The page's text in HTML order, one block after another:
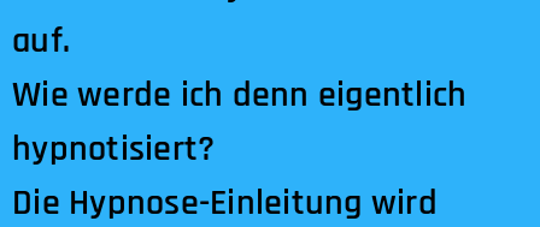
auf.
Wie werde ich denn eigentlich
hypnotisiert?
Die Hypnose-Einleitung wird